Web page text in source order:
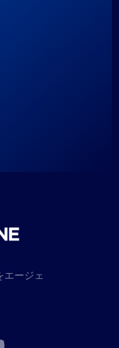
エージェ